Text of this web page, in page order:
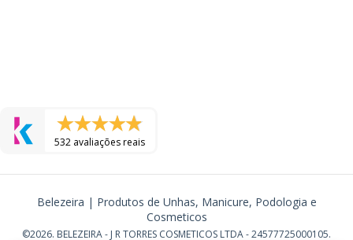
532 avaliações reais
Belezeira | Produtos de Unhas, Manicure, Podologia e
Cosmeticos
©2026. BELEZEIRA - J R TORRES COSMETICOS LTDA - 24577725000105.